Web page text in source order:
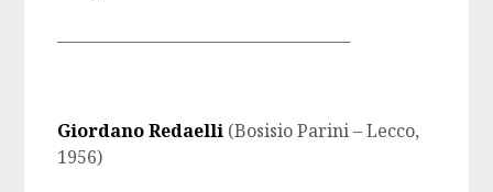
Giordano Redaelli (Bosisio Parini – Lecco,
1956)